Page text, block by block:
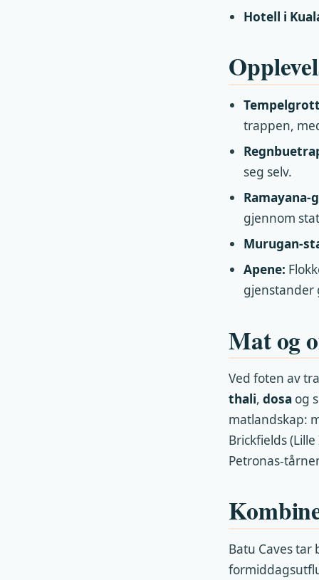
Hotell i
trappen,
seg selv.
gjennom
Murugan-
Apene:
gjenstander
Mat og
Ved foten av
thali,dosa og
matlandskap:
Brickfields
Petronas-
Batu Caves tar